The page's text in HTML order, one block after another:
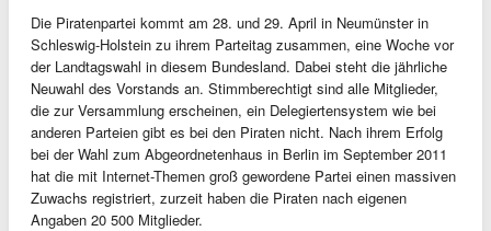
Die Piratenpartei kommt am 28. und 29. April in Neumünster in
Schleswig-Holstein zu ihrem Parteitag zusammen, eine Woche vor
der Landtagswahl in diesem Bundesland. Dabei steht die jährliche
Neuwahl des Vorstands an. Stimmberechtigt sind alle Mitglieder,
die zur Versammlung erscheinen, ein Delegiertensystem wie bei
anderen Parteien gibt es bei den Piraten nicht. Nach ihrem Erfolg
bei der Wahl zum Abgeordnetenhaus in Berlin im September 2011
hat die mit Internet-Themen groß gewordene Partei einen massiven
Zuwachs registriert, zurzeit haben die Piraten nach eigenen
Angaben 20 500 Mitglieder.